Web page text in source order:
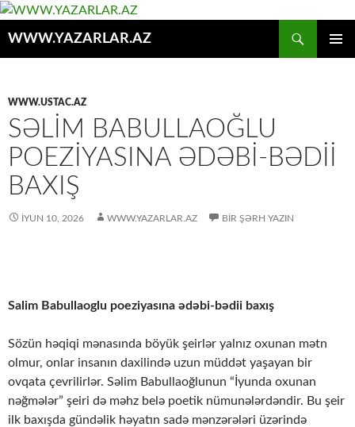
WWW.YAZARLAR.AZ
WWW.USTAC.AZ
SƏLIM BABULLAOĞLU
POEZIYASINA ƏDƏBI-BƏDII
BAXIŞ
İYUN 10, 2026 WWW.YAZARLAR.AZ BIR ŞƏRH YAZIN
Salim Babullaoglu poeziyasına ədəbi-bədii baxış
Sözün həqiqi mənasında böyük şeirlər yalnız oxunan mətn
olmur, onlar insanın daxilində uzun müddət yaşayan bir
ovqata çevrilirlər. Səlim Babullaoğlunun “İyunda oxunan
nəğmələr” şeiri də məhz belə poetik nümunələrdəndir. Bu şeir
ilk baxışda gündəlik həyatın sadə mənzərələri üzərində